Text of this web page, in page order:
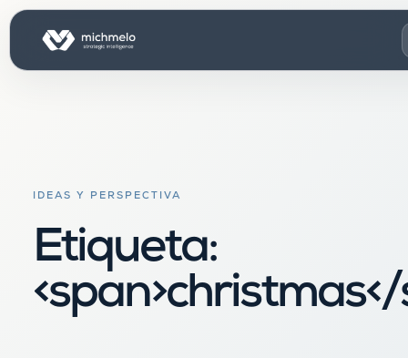
IDEAS Y PERSPECTIVA
Etiqueta: